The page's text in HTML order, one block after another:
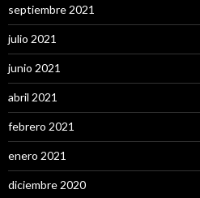
septiembre 2021
julio 2021
junio 2021
abril 2021
febrero 2021
enero 2021
diciembre 2020